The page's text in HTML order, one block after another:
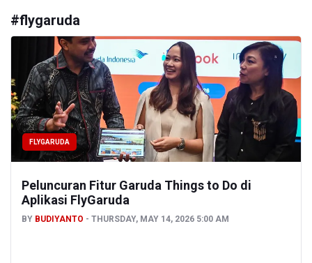
#flygaruda
FLYGARUDA
Peluncuran Fitur Garuda Things to Do di
Aplikasi FlyGaruda
BY BUDIYANTO THURSDAY, MAY 14, 2026 5:00 AM